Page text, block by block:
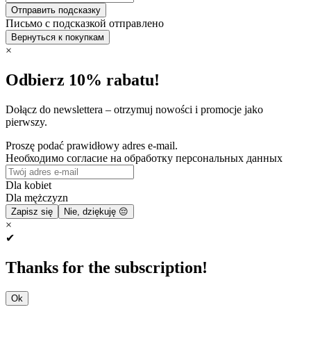
Отправить подсказку
Письмо с подсказкой отправлено
Вернуться к покупкам
×
Odbierz 10% rabatu!
Dołącz do newslettera – otrzymuj nowości i promocje jako
pierwszy.
Proszę podać prawidłowy adres e-mail.
Необходимо согласие на обработку персональных данных
Dla kobiet
Dla mężczyzn
Zapisz się Nie, dziękuję 😔
×
✔
Thanks for the subscription!
Ok